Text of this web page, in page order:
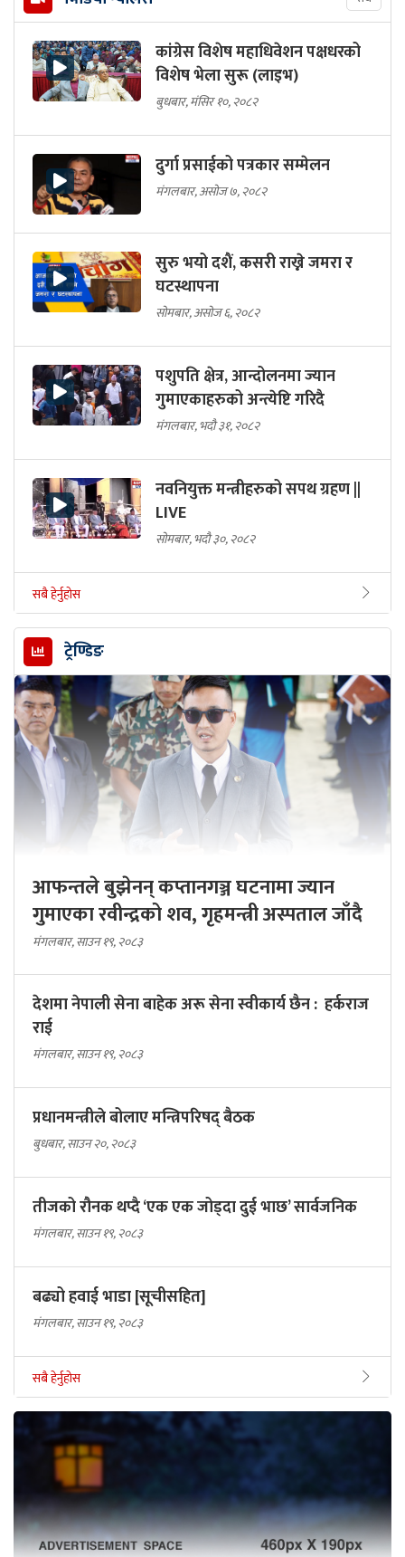
कांग्रेस विशेष महाधिवेशन पक्षधरको
विशेष भेला सुरू (लाइभ)
बुधबार, मंसिर १०, २०८२
दुर्गा प्रसाईको पत्रकार सम्मेलन
मंगलबार, असोज ७, २०८२
सुरु भयो दशैं, कसरी राख्ने जमरा र
घटस्थापना
सोमबार, असोज ६, २०८२
पशुपति क्षेत्र, आन्दोलनमा ज्यान
गुमाएकाहरुको अन्त्येष्टि गरिदै
मंगलबार, भदौ ३१, २०८२
नवनियुक्त मन्त्रीहरुको सपथ ग्रहण ||
LIVE
सोमबार, भदौ ३०, २०८२
सबै हेर्नुहोस
ट्रेण्डिङ
आफन्तले बुझेनन् कप्तानगञ्ज घटनामा ज्यान
गुमाएका रवीन्द्रको शव, गृहमन्त्री अस्पताल जाँदै
मंगलबार, साउन १९, २०८३
देशमा नेपाली सेना बाहेक अरू सेना स्वीकार्य छैन : हर्कराज
राई
मंगलबार, साउन १९, २०८३
प्रधानमन्त्रीले बोलाए मन्त्रिपरिषद् बैठक
बुधबार, साउन २०, २०८३
तीजको रौनक थप्दै ‘एक एक जोड्दा दुई भाछ’ सार्वजनिक
मंगलबार, साउन १९, २०८३
बढ्यो हवाई भाडा [सूचीसहित]
मंगलबार, साउन १९, २०८३
सबै हेर्नुहोस